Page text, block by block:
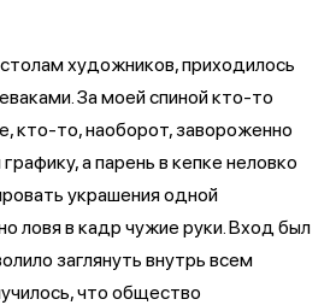
художников, приходилось
За моей спиной кто-то
кто-то, наоборот, завороженно
а парень в кепке неловко
украшения одной
ловя в кадр чужие руки. Вход был
заглянуть внутрь всем
что общество